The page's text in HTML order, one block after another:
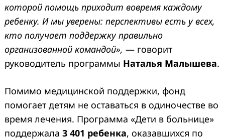
которой помощь приходит вовремя каждому
ребенку. И мы уверены: перспективы есть у всех,
кто получает поддержку правильно
организованной командой», — говорит
руководитель программы Наталья Малышева.
Помимо медицинской поддержки, фонд
помогает детям не оставаться в одиночестве во
время лечения. Программа «Дети в больнице»
поддержала 3 401 ребенка, оказавшихся по